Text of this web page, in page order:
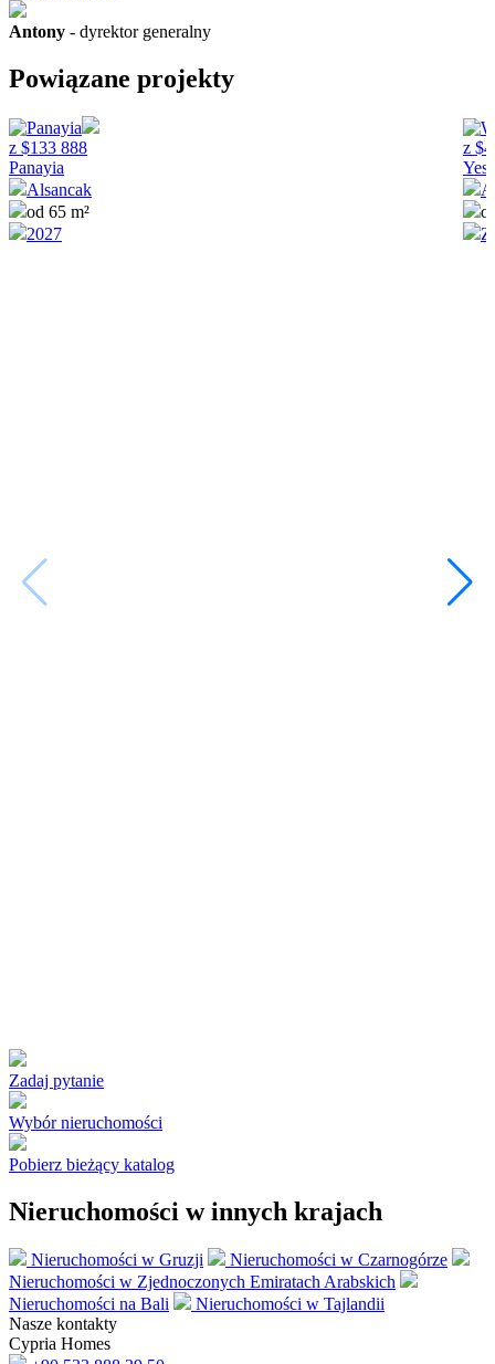
Antony - dyrektor generalny
Powiązane projekty
z $133 888
Panayia
Alsancak
od 65 m²
2027
z $
Zadaj pytanie
Wybór nieruchomości
Pobierz bieżący katalog
Nieruchomości w innych krajach
Nieruchomości w Gruzji
Nieruchomości w Czarnogórze
Nieruchomości w Zjednoczonych Emiratach Arabskich
Nieruchomości na Bali
Nieruchomości w Tajlandii
Nasze kontakty
Cypria Homes